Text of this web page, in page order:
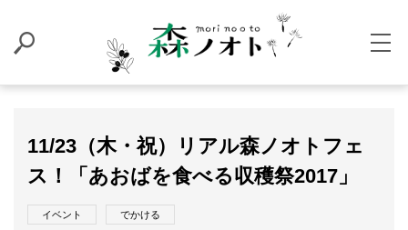
11/23（木・祝）リアル森ノオトフェ
ス！「あおばを食べる収穫祭2017」
イベント でかける